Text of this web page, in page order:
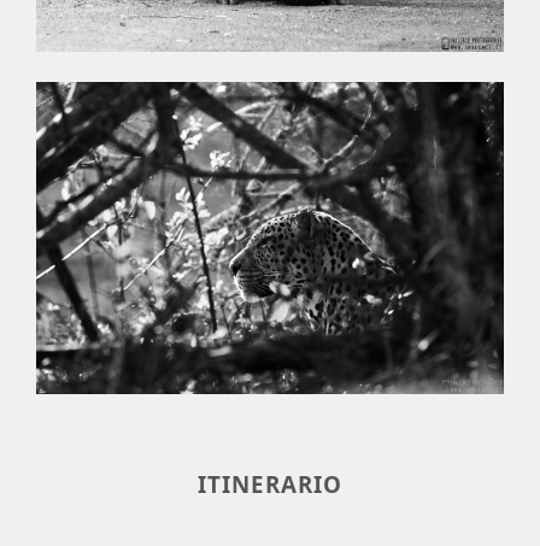
ITINERARIO